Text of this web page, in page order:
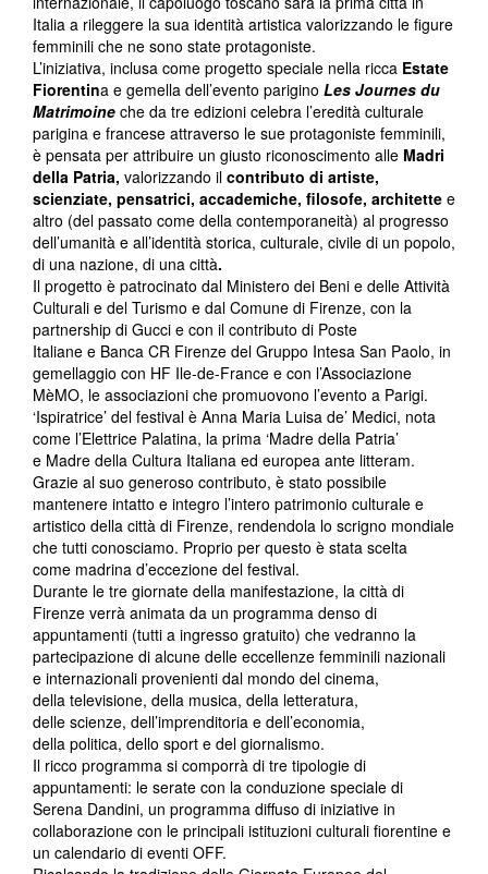
Italia a rileggere la sua identità artistica valorizzando le figure
femminili che ne sono state protagoniste.
L’iniziativa, inclusa come progetto speciale nella ricca Estate
Fiorentina e gemella dell’evento parigino Les Journes du
Matrimoine che da tre edizioni celebra l’eredità culturale
parigina e francese attraverso le sue protagoniste femminili,
è pensata per attribuire un giusto riconoscimento alle Madri
della Patria, valorizzando il contributo di artiste,
scienziate, pensatrici, accademiche, filosofe, architette e
altro (del passato come della contemporaneità) al progresso
dell’umanità e all’identità storica, culturale, civile di un popolo,
di una nazione, di una città.
Il progetto è patrocinato dal Ministero dei Beni e delle Attività
Culturali e del Turismo e dal Comune di Firenze, con la
partnership di Gucci e con il contributo di Poste
Italiane e Banca CR Firenze del Gruppo Intesa San Paolo, in
gemellaggio con HF Ile-de-France e con l’Associazione
MèMO, le associazioni che promuovono l’evento a Parigi.
‘Ispiratrice’ del festival è Anna Maria Luisa de’ Medici, nota
come l’Elettrice Palatina, la prima ‘Madre della Patria’
e Madre della Cultura Italiana ed europea ante litteram.
Grazie al suo generoso contributo, è stato possibile
mantenere intatto e integro l’intero patrimonio culturale e
artistico della città di Firenze, rendendola lo scrigno mondiale
che tutti conosciamo. Proprio per questo è stata scelta
come madrina d’eccezione del festival.
Durante le tre giornate della manifestazione, la città di
Firenze verrà animata da un programma denso di
appuntamenti (tutti a ingresso gratuito) che vedranno la
partecipazione di alcune delle eccellenze femminili nazionali
e internazionali provenienti dal mondo del cinema,
della televisione, della musica, della letteratura,
delle scienze, dell’imprenditoria e dell’economia,
della politica, dello sport e del giornalismo.
Il ricco programma si comporrà di tre tipologie di
appuntamenti: le serate con la conduzione speciale di
Serena Dandini, un programma diffuso di iniziative in
collaborazione con le principali istituzioni culturali fiorentine e
un calendario di eventi OFF.